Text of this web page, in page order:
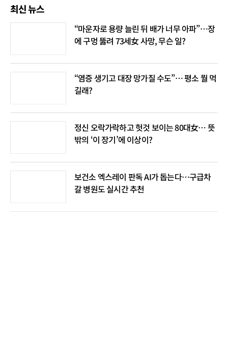
최신 뉴스
“마운자로 용량 늘린 뒤 배가 너무 아파”…장
에 구멍 뚫려 73세女 사망, 무슨 일?
“염증 생기고 대장 망가질 수도”… 평소 뭘 먹
길래?
정신 오락가락하고 헛것 보이는 80대女… 뜻
밖의 ‘이 장기’에 이상이?
보건소 엑스레이 판독 AI가 돕는다…구급차
갈 병원도 실시간 추천